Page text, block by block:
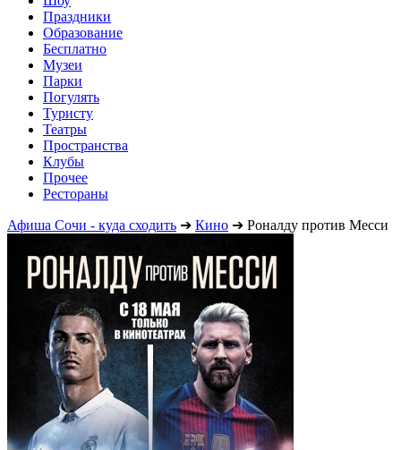
Праздники
Образование
Бесплатно
Музеи
Парки
Погулять
Туристу
Театры
Пространства
Клубы
Прочее
Рестораны
Афиша Сочи - куда сходить ➔ Кино ➔ Роналду против Месси